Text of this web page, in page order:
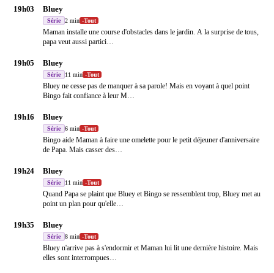
19h03 Bluey
Série 2 min -Tout
Maman installe une course d'obstacles dans le jardin. A la surprise de tous,
papa veut aussi partici…
19h05 Bluey
Série 11 min -Tout
Bluey ne cesse pas de manquer à sa parole! Mais en voyant à quel point
Bingo fait confiance à leur M…
19h16 Bluey
Série 6 min -Tout
Bingo aide Maman à faire une omelette pour le petit déjeuner d'anniversaire
de Papa. Mais casser des…
19h24 Bluey
Série 11 min -Tout
Quand Papa se plaint que Bluey et Bingo se ressemblent trop, Bluey met au
point un plan pour qu'elle…
19h35 Bluey
Série 8 min -Tout
Bluey n'arrive pas à s'endormir et Maman lui lit une dernière histoire. Mais
elles sont interrompues…